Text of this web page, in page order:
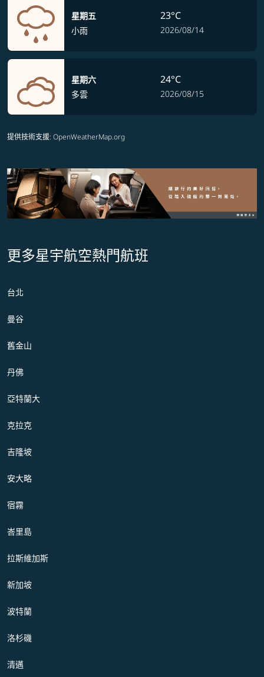
星期五
小雨
23°C
2026/08/14
星期六
多雲
24°C
2026/08/15
提供技術支援: OpenWeatherMap.org
更多星宇航空熱門航班
台北
曼谷
舊金山
丹佛
亞特蘭大
克拉克
吉隆坡
安大略
宿霧
峇里島
拉斯維加斯
新加坡
波特蘭
洛杉磯
清邁